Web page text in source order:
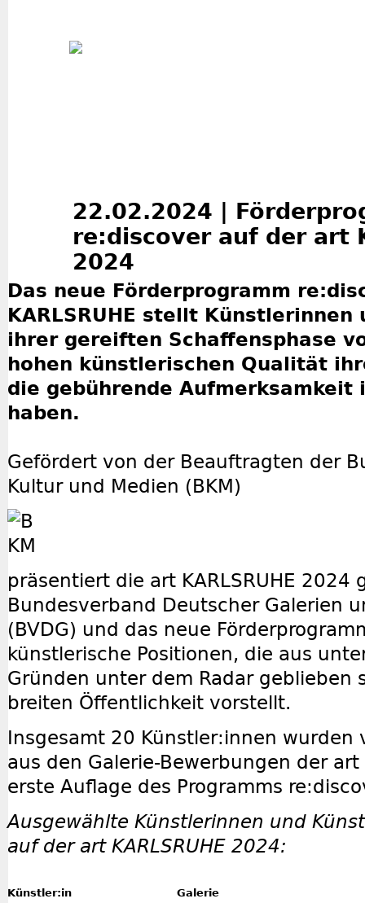
22.02.2024 |
re:discover auf der art
2024
Das neue Förderprogramm
KARLSRUHE stellt Künstlerinnen
ihrer gereiften Schaffensphase
hohen künstlerischen Qualität
die gebührende Aufmerksamkeit
haben.
Gefördert von der Beauftragten der
Kultur und Medien (BKM)
präsentiert die art KARLSRUHE 2024
Bundesverband Deutscher Galerien
(BVDG) und das neue
künstlerische Positionen, die aus
Gründen unter dem Radar geblieben
breiten Öffentlichkeit vorstellt.
Insgesamt 20 Künstler:innen wurden
aus den Galerie-Bewerbungen der art
erste Auflage des Programms
Ausgewählte Künstlerinnen und
auf der art KARLSRUHE 2024:
Künstler:in Galerie